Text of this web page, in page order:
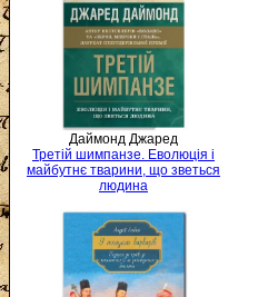
Даймонд Джаред
Третій шимпанзе. Еволюція і
майбутнє тварини, що зветься
людина